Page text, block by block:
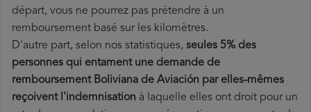
départ, vous ne pourrez pas prétendre à un
remboursement basé sur les kilomètres.
D'autre part, selon nos statistiques, seules 5% des
personnes qui entament une demande de
remboursement Boliviana de Aviación par elles-mêmes
reçoivent l'indemnisation à laquelle elles ont droit pour un